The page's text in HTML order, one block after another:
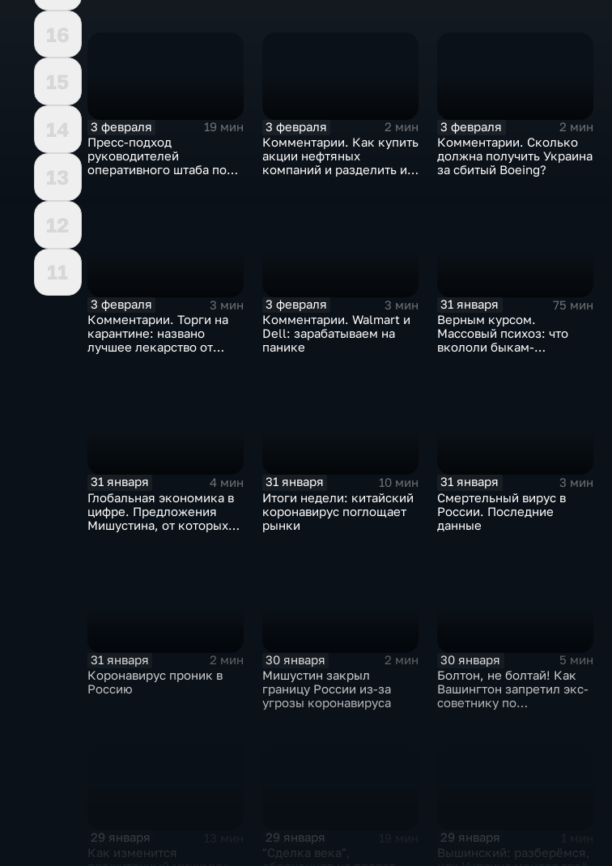
16
15
14
13
12
11
3 февраля
19 мин
Пресс-подход
руководителей
оперативного штаба по
3 февраля
2 мин
Комментарии. Как купить
акции нефтяных
компаний и разделить их
3 февраля
2 мин
Комментарии. Сколько
должна получить Украина
за сбитый Boeing?
3 февраля
3 мин
Комментарии. Торги на
карантине: названо
лучшее лекарство от
3 февраля
3 мин
Комментарии. Walmart и
Dell: зарабатываем на
панике
31 января
75 мин
Верным курсом.
Массовый психоз: что
вкололи быкам-
31 января
4 мин
Глобальная экономика в
цифре. Предложения
Мишустина, от которых
31 января
10 мин
Итоги недели: китайский
коронавирус поглощает
рынки
31 января
3 мин
Смертельный вирус в
России. Последние
данные
31 января
2 мин
Коронавирус проник в
Россию
30 января
2 мин
Мишустин закрыл
границу России из-за
угрозы коронавируса
30 января
5 мин
Болтон, не болтай! Как
Вашингтон запретил экс-
советнику по
29 января
Как изменится
29 января
"Сделка века",
29 января
Вышинский: разберёмся,